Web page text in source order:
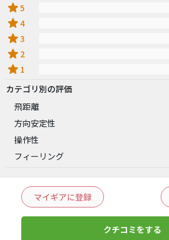
star5
star4
star3
star 2
star 1
カテゴリ別の評価
飛距離
方向安定性
操作性
フィーリング
マイギアに登録
クチコミをする